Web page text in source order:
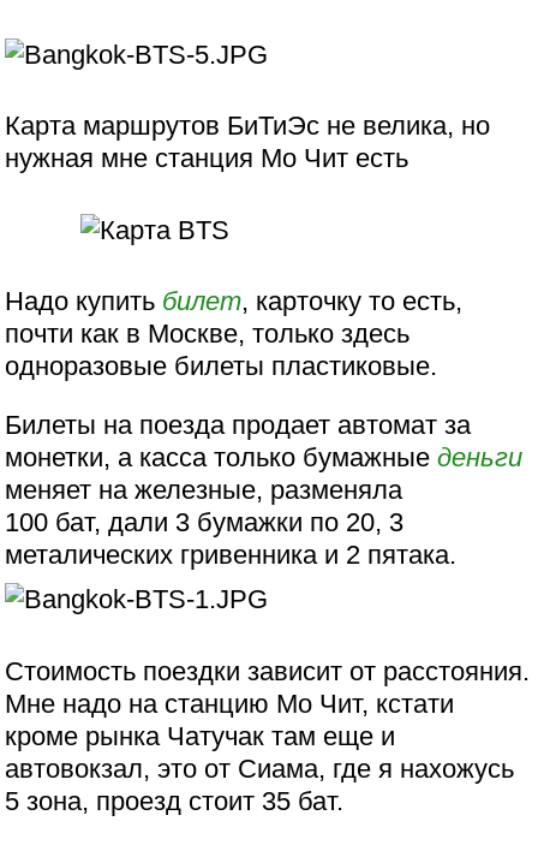
Карта маршрутов БиТиЭс не велика, но
нужная мне станция Мо Чит есть
Надо купить билет, карточку то есть,
почти как в Москве, только здесь
одноразовые билеты пластиковые.
Билеты на поезда продает автомат за
монетки, а касса только бумажныеденьги
меняет на железные, разменяла
100 бат, дали 3 бумажки по 20, 3
металических гривенника и 2 пятака.
Стоимость поездки зависит от расстояния.
Мне надо на станцию Мо Чит, кстати
кроме рынка Чатучак там еще и
автовокзал, это от Сиама, где я нахожусь
5 зона, проезд стоит 35 бат.